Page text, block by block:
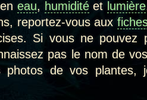
eau, humiditéet lumière
reportez-vous aux
Si vous ne pouvez
pas le nom de
photos de vos plantes,